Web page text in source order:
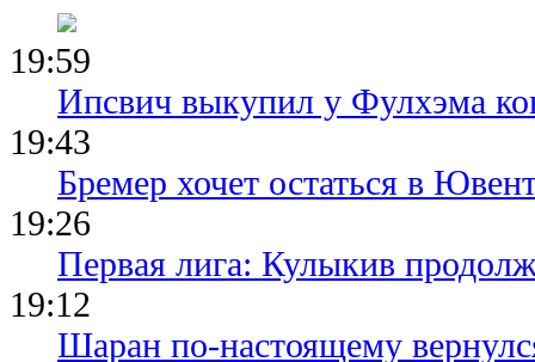
19:59
Ипсвич выкупил у Фулхэма
19:43
Бремер хочет остаться в
19:26
Первая лига: Кулыкив
19:12
Шаран по-настоящему